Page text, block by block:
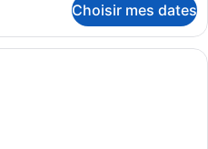
Choisir mes dates
Une chambre d’hôtel avec un lit,